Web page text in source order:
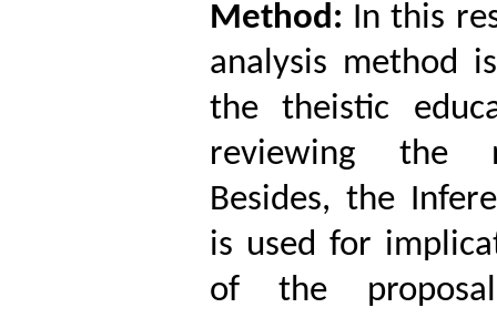
Method: In this
analysis method
the theistic
reviewing the
Besides, the
is used for
of the